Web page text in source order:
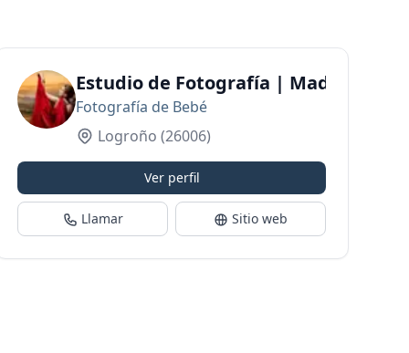
La Rioja
Estudio de Fotografía | Madalina
Fotografía de Bebé
Logroño (26006)
Ver perfil
Llamar Sitio web